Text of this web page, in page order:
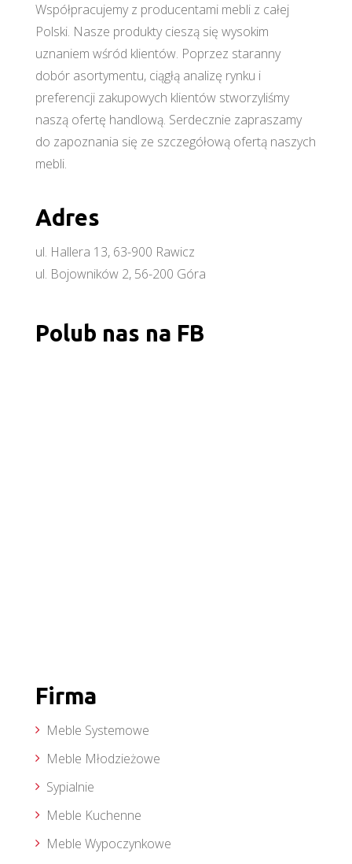
Współpracujemy z producentami mebli z całej
Polski. Nasze produkty cieszą się wysokim
uznaniem wśród klientów. Poprzez staranny
dobór asortymentu, ciągłą analizę rynku i
preferencji zakupowych klientów stworzyliśmy
naszą ofertę handlową. Serdecznie zapraszamy
do zapoznania się ze szczegółową ofertą naszych
mebli.
Adres
ul. Hallera 13, 63-900 Rawicz
ul. Bojowników 2, 56-200 Góra
Polub nas na FB
Firma
Meble Systemowe
Meble Młodzieżowe
Sypialnie
Meble Kuchenne
Meble Wypoczynkowe